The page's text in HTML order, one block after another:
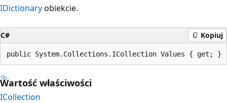
IDictionaryobiekcie.
C# Kopiuj
public System.Collections.ICollection Values { get; }
Wartość właściwości
ICollection